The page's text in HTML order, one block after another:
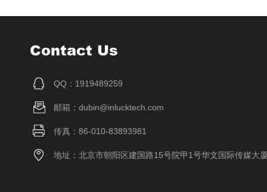
Contact Us
QQ：1919489259
邮箱：dubin@inlucktech.com
传真：86-010-83893981
地址：北京市朝阳区建国路15号院甲1号华文国际传媒大